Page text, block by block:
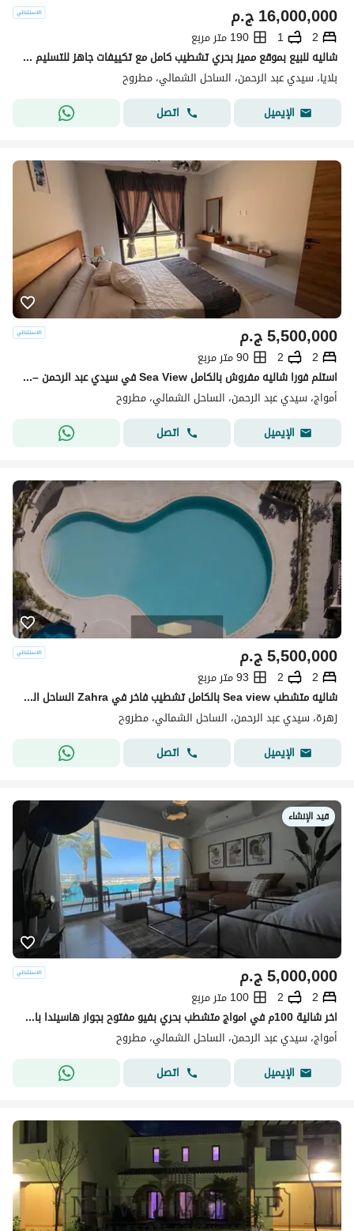
ج.م16,000,000
2
1
190 متر مربع
شاليه للبيع بموقع مميز بحري تشطيب كامل مع تكييفات جاهز للتسليم في بلايا الساحل الشمالي
بلايا، سيدي عبد الرحمن، الساحل الشمالي، مطروح
الإيميل
اتصل
ج.م5,500,000
2
2
90 متر مربع
استلم فورا شاليه مفروش بالكامل Sea View في سيدي عبد الرحمن – شاليه اخير ومميز
أمواج، سيدي عبد الرحمن، الساحل الشمالي، مطروح
الإيميل
اتصل
ج.م5,500,000
2
2
93 متر مربع
شاليه متشطب Sea view بالكامل تشطيب فاخر في Zahra الساحل الشمالي بجوار Hacienda Bay و Marassi
زهرة، سيدي عبد الرحمن، الساحل الشمالي، مطروح
الإيميل
اتصل
قيد الإنشاء
ج.م5,000,000
2
2
100 متر مربع
اخر شالية 100م في امواج متشطب بحري بفيو مفتوح بجوار هاسيندا باي و مراسي في سيدي عبد الرحمن
أمواج، سيدي عبد الرحمن، الساحل الشمالي، مطروح
الإيميل
اتصل